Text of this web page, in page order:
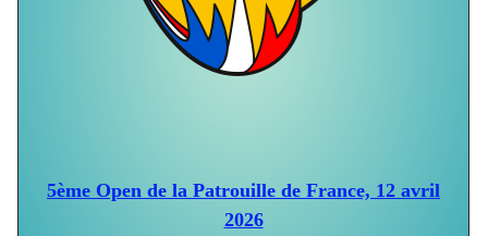
5ème Open de la Patrouille de France, 12 avril
2026